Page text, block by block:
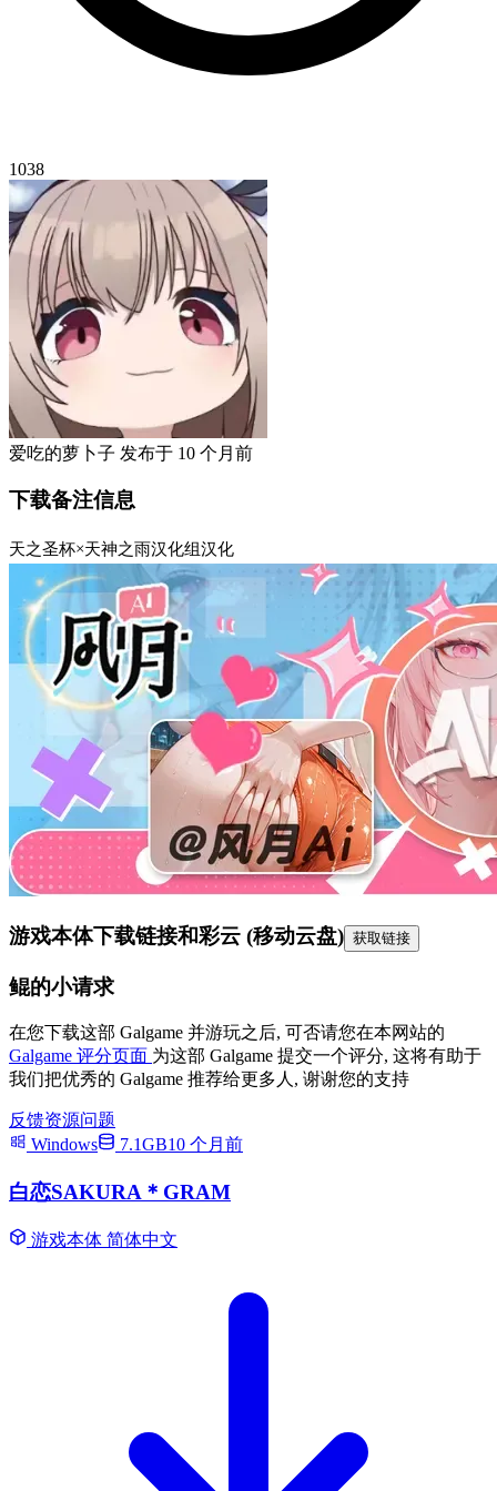
1038
爱吃的萝卜子 发布于 10 个月前
下载备注信息
天之圣杯×天神之雨汉化组汉化
游戏本体下载链接和彩云 (移动云盘) 获取链接
鲲的小请求
在您下载这部 Galgame 并游玩之后, 可否请您在本网站的
Galgame 评分页面 为这部 Galgame 提交一个评分, 这将有助于
我们把优秀的 Galgame 推荐给更多人, 谢谢您的支持
反馈资源问题
Windows
7.1GB10 个月前
白恋SAKURA＊GRAM
游戏本体 简体中文